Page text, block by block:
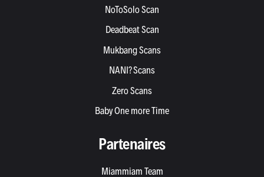
NoToSolo Scan
Deadbeat Scan
Mukbang Scans
NANI? Scans
Zero Scans
Baby One more Time
Partenaires
Miammiam Team